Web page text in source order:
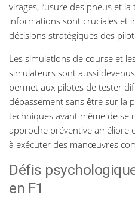
virages, l’usure des pneus et
informations sont cruciales et
décisions stratégiques des
Les simulations de course et
simulateurs sont aussi
permet aux pilotes de tester
dépassement sans être sur la
techniques avant même de
approche préventive améliore
à exécuter des manœuvres
Défis
en F1